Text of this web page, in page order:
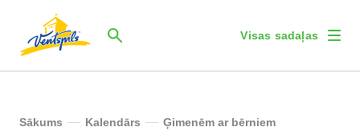
Visas sadaļas
Sākums Kalendārs Ģimenēm ar bērniem